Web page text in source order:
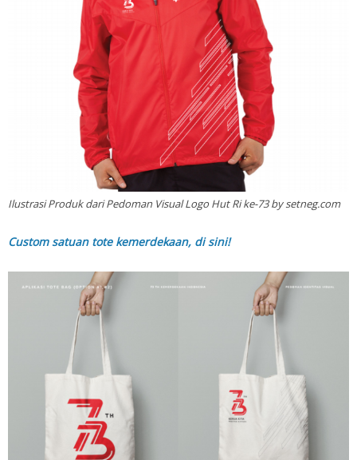
Ilustrasi Produk dari Pedoman Visual Logo Hut Ri ke-73 by setneg.com
Custom satuan tote kemerdekaan, di sini!